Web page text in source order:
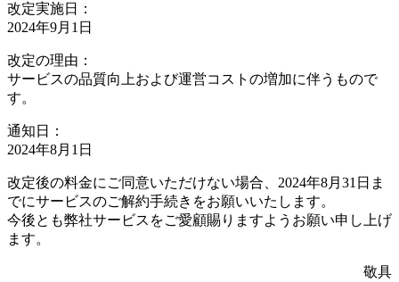
改定実施日：
2024年9月1日
改定の理由：
サービスの品質向上および運営コストの増加に伴うもので
す。
通知日：
2024年8月1日
改定後の料金にご同意いただけない場合、2024年8月31日ま
でにサービスのご解約手続きをお願いいたします。
今後とも弊社サービスをご愛顧賜りますようお願い申し上げ
ます。
敬具